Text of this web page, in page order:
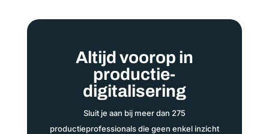
Altijd voorop in
productie-
digitalisering
Sluit je aan bij meer dan 275
productieprofessionals die geen enkel inzicht